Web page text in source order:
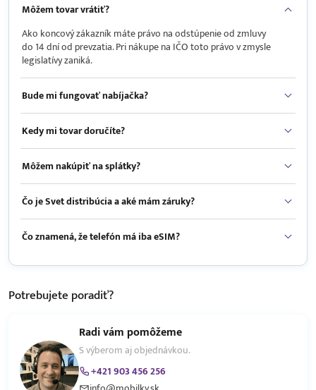
Môžem tovar vrátiť?
Ako koncový zákazník máte právo na odstúpenie od zmluvy
do 14 dní od prevzatia. Pri nákupe na IČO toto právo v zmysle
legislatívy zaniká.
Bude mi fungovať nabíjačka?
Kedy mi tovar doručíte?
Môžem nakúpiť na splátky?
Čo je Svet distribúcia a aké mám záruky?
Čo znamená, že telefón má iba eSIM?
Potrebujete poradiť?
Radi vám pomôžeme
S výberom aj objednávkou.
+421 903 456 256